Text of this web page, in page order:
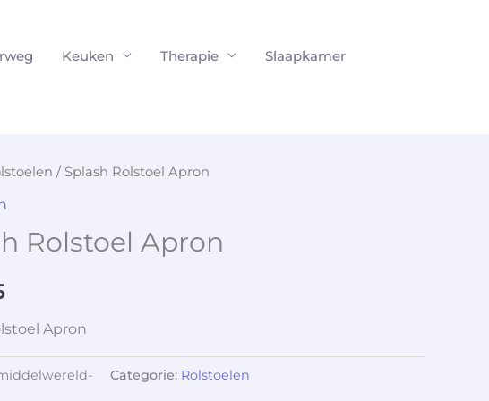
Keuken Therapie
Slaapkamer
/ Splash Rolstoel Apron
Rolstoel Apron
Apron
Categorie: Rolstoelen